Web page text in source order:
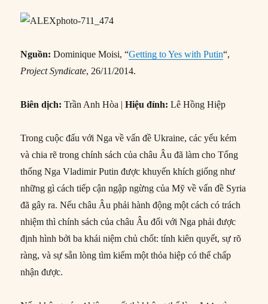
Nguồn: Dominique Moisi, “Getting to Yes with Putin“,
Project Syndicate, 26/11/2014.
Biên dịch: Trần Anh Hòa |Hiệu đính: Lê Hồng Hiệp
Trong cuộc đấu với Nga về vấn đề Ukraine, các yếu kém
và chia rẽ trong chính sách của châu Âu đã làm cho Tổng
thống Nga Vladimir Putin được khuyến khích giống như
những gì cách tiếp cận ngập ngừng của Mỹ về vấn đề Syria
đã gây ra. Nếu châu Âu phải hành động một cách có trách
nhiệm thì chính sách của châu Âu đối với Nga phải được
định hình bởi ba khái niệm chủ chốt: tính kiên quyết, sự rõ
ràng, và sự sẵn lòng tìm kiếm một thỏa hiệp có thể chấp
nhận được.